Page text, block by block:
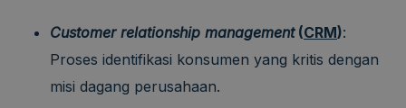
Customer relationship management(CRM):
Proses identifikasi konsumen yang kritis dengan
misi dagang perusahaan.